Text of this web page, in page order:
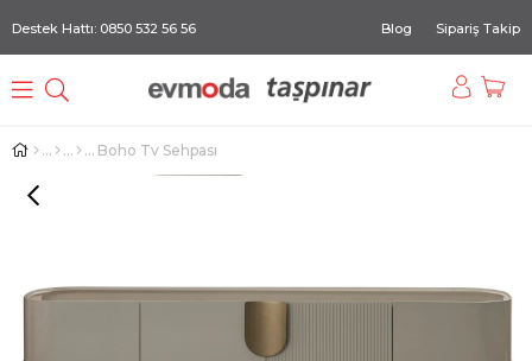
Destek Hattı: 0850 532 56 56 Blog Sipariş Takip
Boho Tv Sehpası